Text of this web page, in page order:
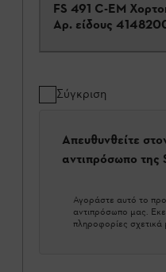
FS 491 C-EM
Αρ. είδους
Σύγκριση
Απευθυνθείτε
αντιπρόσωπο της
Αγοράστε αυτό το
αντιπρόσωπο μας.
πληροφορίες σχετικά